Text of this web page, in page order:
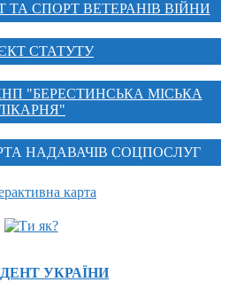
СПОРТ ВЕТЕРАНІВ ВІЙНИ
СТАТУТУ
"БЕРЕСТИНСЬКА МІСЬКА
НАДАВАЧІВ СОЦПОСЛУГ
УКРАЇНИ